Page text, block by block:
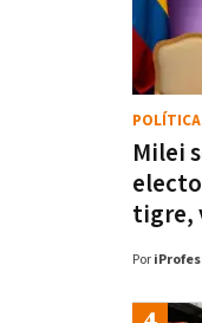
Milei
tigre,
POLÍTICA
Por